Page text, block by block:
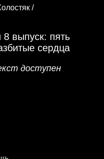
/
8 выпуск: пять
сердца
доступен